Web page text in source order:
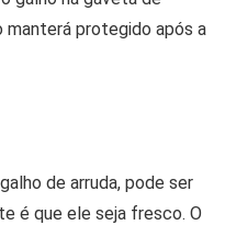
manterá protegido após a
de arruda, pode ser
é que ele seja fresco. O